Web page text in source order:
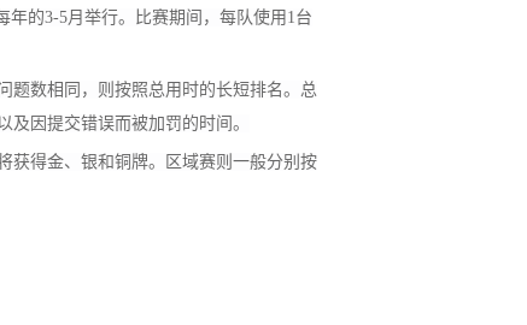
的3-5月举行。比赛期间，每队使用1台
题数相同，则按照总用时的长短排名。总
因提交错误而被加罚的时间。
获得金、银和铜牌。区域赛则一般分别按